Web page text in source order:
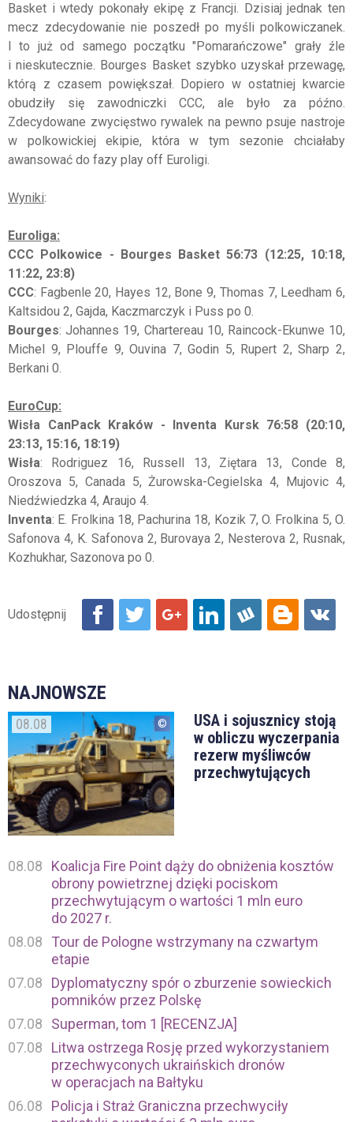
Basket i wtedy pokonały ekipę z Francji. Dzisiaj jednak ten
mecz zdecydowanie nie poszedł po myśli polkowiczanek.
I to już od samego początku "Pomarańczowe" grały źle
i nieskutecznie. Bourges Basket szybko uzyskał przewagę,
którą z czasem powiększał. Dopiero w ostatniej kwarcie
obudziły się zawodniczki CCC, ale było za późno.
Zdecydowane zwycięstwo rywalek na pewno psuje nastroje
w polkowickiej ekipie, która w tym sezonie chciałaby
awansować do fazy play off Euroligi.
Wyniki:
Euroliga:
CCC Polkowice - Bourges Basket 56:73 (12:25, 10:18,
11:22, 23:8)
CCC: Fagbenle 20, Hayes 12, Bone 9, Thomas 7, Leedham 6,
Kaltsidou 2, Gajda, Kaczmarczyk i Puss po 0.
Bourges: Johannes 19, Chartereau 10, Raincock-Ekunwe 10,
Michel 9, Plouffe 9, Ouvina 7, Godin 5, Rupert 2, Sharp 2,
Berkani 0.
EuroCup:
Wisła CanPack Kraków - Inventa Kursk 76:58 (20:10,
23:13, 15:16, 18:19)
Wisła: Rodriguez 16, Russell 13, Ziętara 13, Conde 8,
Oroszova 5, Canada 5, Żurowska-Cegielska 4, Mujovic 4,
Niedźwiedzka 4, Araujo 4.
Inventa: E. Frolkina 18, Pachurina 18, Kozik 7, O. Frolkina 5, O.
Safonova 4, K. Safonova 2, Burovaya 2, Nesterova 2, Rusnak,
Kozhukhar, Sazonova po 0.
NAJNOWSZE
08.08
USA i sojusznicy stoją
w obliczu wyczerpania
rezerw myśliwców
przechwytujących
08.08
Koalicja Fire Point dąży do obniżenia kosztów
obrony powietrznej dzięki pociskom
przechwytującym o wartości 1 mln euro
do 2027 r.
08.08
Tour de Pologne wstrzymany na czwartym
etapie
07.08
Dyplomatyczny spór o zburzenie sowieckich
pomników przez Polskę
07.08
Superman, tom 1 [RECENZJA]
07.08
Litwa ostrzega Rosję przed wykorzystaniem
przechwyconych ukraińskich dronów
w operacjach na Bałtyku
06.08
Policja i Straż Graniczna przechwyciły